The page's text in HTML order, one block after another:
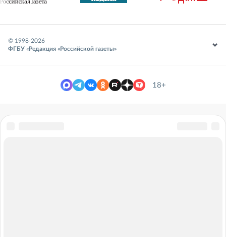
© 1998-2026
ФГБУ «Редакция «Российской газеты»
18+